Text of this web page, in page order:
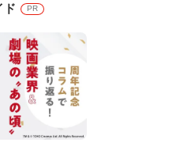
ド
PR